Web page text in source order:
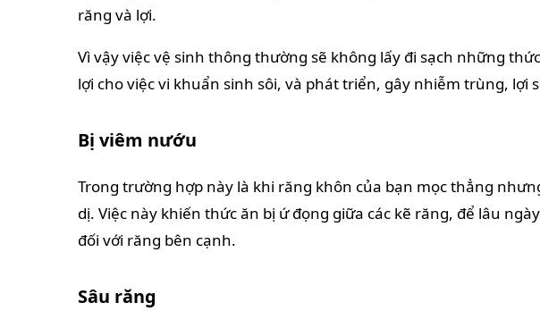
răng và lợi.
Vì vậy việc vệ sinh thông thường sẽ không lấy đi sạch những
lợi cho việc vi khuẩn sinh sôi, và phát triển, gây nhiễm trùng, lợi
Bị viêm nướu
Trong trường hợp này là khi răng khôn của bạn mọc thẳng
dị. Việc này khiến thức ăn bị ứ đọng giữa các kẽ răng, để lâu
đối với răng bên cạnh.
Sâu răng